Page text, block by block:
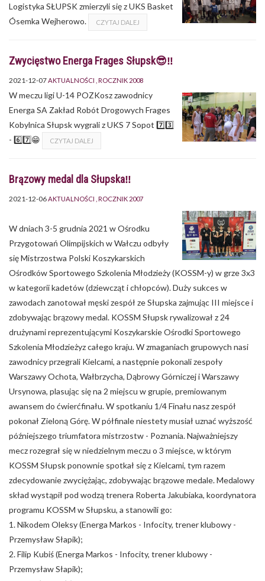
Logistyka SŁUPSK zmierzyli się z UKS Basket
Ósemka Wejherowo.
CZYTAJ DALEJ
Zwycięstwo Energa Frages Słupsk😎‼
2021-12-07 AKTUALNOŚCI ROCZNIK 2008
W meczu ligi U-14 POZKosz zawodnicy
Energa SA Zakład Robót Drogowych Frages
Kobylnica Słupsk wygrali z UKS 7 Sopot 7️⃣3️⃣
- 6️⃣7️⃣😁
CZYTAJ DALEJ
Brązowy medal dla Słupska‼️
2021-12-06 AKTUALNOŚCI ROCZNIK 2007
W dniach 3-5 grudnia 2021 w Ośrodku
Przygotowań Olimpijskich w Wałczu odbyły
się Mistrzostwa Polski Koszykarskich
Ośrodków Sportowego Szkolenia Młodzieży (KOSSM-y) w grze 3x3
w kategorii kadetów (dziewcząt i chłopców). Duży sukces w
zawodach zanotował męski zespół ze Słupska zajmując III miejsce i
zdobywając brązowy medal. KOSSM Słupsk rywalizował z 24
drużynami reprezentującymi Koszykarskie Ośrodki Sportowego
Szkolenia Młodzieżyz całego kraju. W zmaganiach grupowych nasi
zawodnicy przegrali Kielcami, a następnie pokonali zespoły
Warszawy Ochota, Wałbrzycha, Dąbrowy Górniczej i Warszawy
Ursynowa, plasując się na 2 miejscu w grupie, premiowanym
awansem do ćwierćfinału. W spotkaniu 1/4 Finału nasz zespół
pokonał Zieloną Górę. W półfinale niestety musiał uznać wyższość
późniejszego triumfatora mistrzostw - Poznania. Najważniejszy
mecz rozegrał się w niedzielnym meczu o 3 miejsce, w którym
KOSSM Słupsk ponownie spotkał się z Kielcami, tym razem
zdecydowanie zwyciężając, zdobywając brązowe medale. Medalowy
skład wystąpił pod wodzą trenera Roberta Jakubiaka, koordynatora
programu KOSSM w Słupsku, a stanowili go:
1. Nikodem Oleksy (Energa Markos - Infocity, trener klubowy -
Przemysław Słapik);
2. Filip Kubiś (Energa Markos - Infocity, trener klubowy -
Przemysław Słapik);